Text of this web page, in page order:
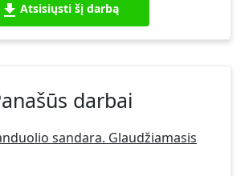
Atsisiųsti šį darbą
darbai
sandara. Glaudžiamasis